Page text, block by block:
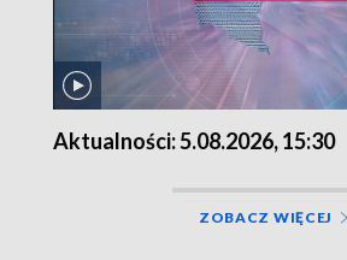
Aktualności: 5.08.2026, 15:30
ZOBACZ WIĘCEJ